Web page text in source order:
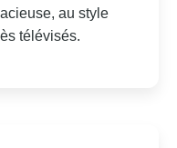
au style
télévisés.